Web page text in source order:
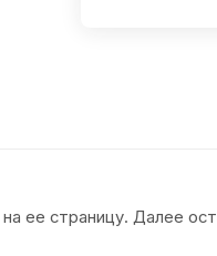
ее страницу. Далее